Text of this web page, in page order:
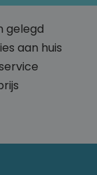
gelegd
aan huis